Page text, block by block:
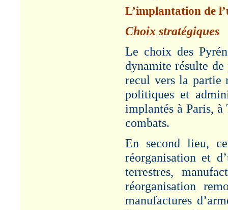
L’implantation de
Choix stratégiques
Le choix des
dynamite résulte
recul vers la partie
politiques et
implantés à Paris, à
combats.
En second lieu,
réorganisation et
terrestres,
réorganisation
manufactures